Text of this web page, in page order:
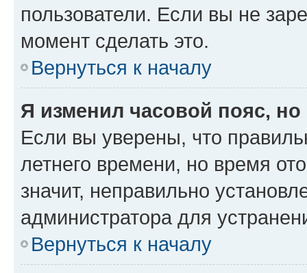
пользователи. Если вы не
момент сделать это.
Вернуться к началу
Я изменил часовой пояс,
Если вы уверены, что
летнего времени, но время
значит, неправильно
администратора для
Вернуться к началу